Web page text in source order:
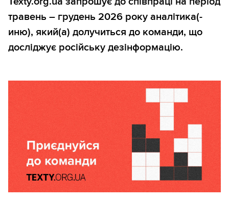
травень – грудень 2026 року аналітика(-
иню), який(а) долучиться до команди, що
досліджує російську дезінформацію.